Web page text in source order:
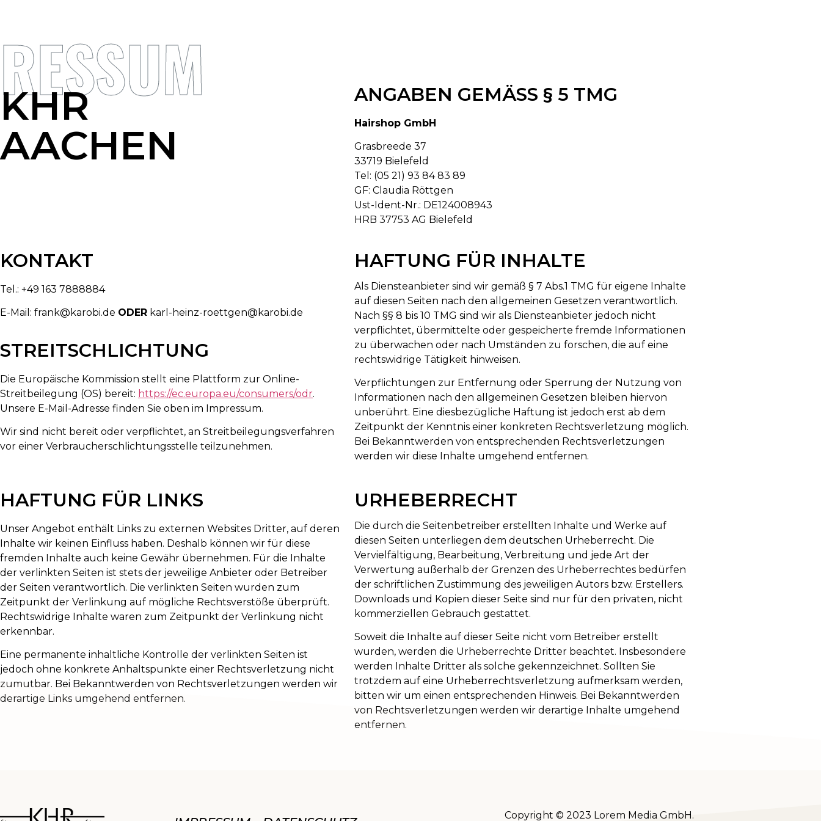
KHR
AACHEN
ANGABEN GEMÄSS § 5 TMG
Hairshop GmbH
Grasbreede 37
33719 Bielefeld
Tel: (05 21) 93 84 83 89
GF: Claudia Röttgen
Ust-Ident-Nr.: DE124008943
HRB 37753 AG Bielefeld
KONTAKT
Tel.: +49 163 7888884
E-Mail: frank@karobi.de ODER karl-heinz-roettgen@karobi.de
STREITSCHLICHTUNG
Die Europäische Kommission stellt eine Plattform zur Online-
Streitbeilegung (OS) bereit: https://ec.europa.eu/consumers/odr.
Unsere E-Mail-Adresse finden Sie oben im Impressum.
Wir sind nicht bereit oder verpflichtet, an Streitbeilegungsverfahren
vor einer Verbraucherschlichtungsstelle teilzunehmen.
HAFTUNG FÜR INHALTE
Als Diensteanbieter sind wir gemäß § 7 Abs.1 TMG für eigene Inhalte
auf diesen Seiten nach den allgemeinen Gesetzen verantwortlich.
Nach §§ 8 bis 10 TMG sind wir als Diensteanbieter jedoch nicht
verpflichtet, übermittelte oder gespeicherte fremde Informationen
zu überwachen oder nach Umständen zu forschen, die auf eine
rechtswidrige Tätigkeit hinweisen.
Verpflichtungen zur Entfernung oder Sperrung der Nutzung von
Informationen nach den allgemeinen Gesetzen bleiben hiervon
unberührt. Eine diesbezügliche Haftung ist jedoch erst ab dem
Zeitpunkt der Kenntnis einer konkreten Rechtsverletzung möglich.
Bei Bekanntwerden von entsprechenden Rechtsverletzungen
werden wir diese Inhalte umgehend entfernen.
HAFTUNG FÜR LINKS
Unser Angebot enthält Links zu externen Websites Dritter, auf deren
Inhalte wir keinen Einfluss haben. Deshalb können wir für diese
fremden Inhalte auch keine Gewähr übernehmen. Für die Inhalte
der verlinkten Seiten ist stets der jeweilige Anbieter oder Betreiber
der Seiten verantwortlich. Die verlinkten Seiten wurden zum
Zeitpunkt der Verlinkung auf mögliche Rechtsverstöße überprüft.
Rechtswidrige Inhalte waren zum Zeitpunkt der Verlinkung nicht
erkennbar.
Eine permanente inhaltliche Kontrolle der verlinkten Seiten ist
jedoch ohne konkrete Anhaltspunkte einer Rechtsverletzung nicht
zumutbar. Bei Bekanntwerden von Rechtsverletzungen werden wir
derartige Links umgehend entfernen.
URHEBERRECHT
Die durch die Seitenbetreiber erstellten Inhalte und Werke auf
diesen Seiten unterliegen dem deutschen Urheberrecht. Die
Vervielfältigung, Bearbeitung, Verbreitung und jede Art der
Verwertung außerhalb der Grenzen des Urheberrechtes bedürfen
der schriftlichen Zustimmung des jeweiligen Autors bzw. Erstellers.
Downloads und Kopien dieser Seite sind nur für den privaten, nicht
kommerziellen Gebrauch gestattet.
Soweit die Inhalte auf dieser Seite nicht vom Betreiber erstellt
wurden, werden die Urheberrechte Dritter beachtet. Insbesondere
werden Inhalte Dritter als solche gekennzeichnet. Sollten Sie
trotzdem auf eine Urheberrechtsverletzung aufmerksam werden,
bitten wir um einen entsprechenden Hinweis. Bei Bekanntwerden
von Rechtsverletzungen werden wir derartige Inhalte umgehend
entfernen.
Copyright © 2023 Lorem Media GmbH.